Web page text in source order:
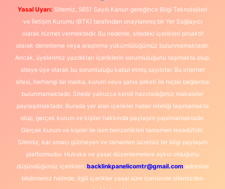
Yasal Uyarı: Sitemiz, 5651 Sayılı Kanun gereğince Bilgi Teknolojileri
ve İletişim Kurumu (BTK) tarafından onaylanmış bir Yer Sağlayıcı
olarak hizmet vermektedir. Bu nedenle, sitedeki içerikleri proaktif
olarak denetleme veya araştırma yükümlülüğümüz bulunmamaktadır.
Ancak, üyelerimiz yazdıkları içeriklerin sorumluluğunu taşımakta olup,
siteye üye olarak bu sorumluluğu kabul etmiş sayılırlar. Bu internet
sitesi, herhangi bir marka, kurum veya şahıs şirketi ile hiçbir bağlantısı
bulunmamaktadır. Sitede yalnızca kendi hazırladığımız makaleler
paylaşılmaktadır. Burada yer alan içerikler haber niteliği taşımamakta
olup, gerçek kurum ve kişiler hakkında paylaşım yapılmamaktadır.
Gerçek kurum ve kişiler ile isim benzerlikleri tamamen tesadüfidir.
Sitemiz, kar amacı gütmeyen ve tamamen ücretsiz bir bilgi paylaşım
platformudur. Hukuka ve yasal düzenlemelere aykırı olduğunu
düşündüğünüz içerikleri, backlinkpanelicomtr@gmail.comadresine
bildirmeniz halinde, ilgili içerikler yasal süre içerisinde sitemizden